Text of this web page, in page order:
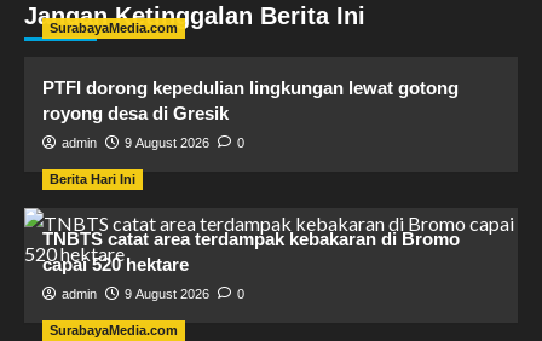
Jangan Ketinggalan Berita Ini
SurabayaMedia.com
PTFI dorong kepedulian lingkungan lewat gotong
royong desa di Gresik
admin 9 August 2026 0
Berita Hari Ini
TNBTS catat area terdampak kebakaran di Bromo
capai 520 hektare
admin 9 August 2026 0
SurabayaMedia.com